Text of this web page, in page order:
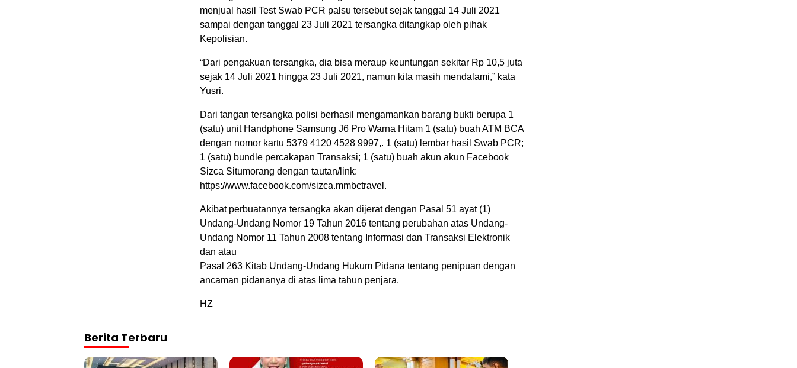
menjual hasil Test Swab PCR palsu tersebut sejak tanggal 14 Juli 2021
sampai dengan tanggal 23 Juli 2021 tersangka ditangkap oleh pihak
Kepolisian.
“Dari pengakuan tersangka, dia bisa meraup keuntungan sekitar Rp 10,5 juta
sejak 14 Juli 2021 hingga 23 Juli 2021, namun kita masih mendalami,” kata
Yusri.
Dari tangan tersangka polisi berhasil mengamankan barang bukti berupa 1
(satu) unit Handphone Samsung J6 Pro Warna Hitam 1 (satu) buah ATM BCA
dengan nomor kartu 5379 4120 4528 9997,. 1 (satu) lembar hasil Swab PCR;
1 (satu) bundle percakapan Transaksi; 1 (satu) buah akun akun Facebook
Sizca Situmorang dengan tautan/link:
https://www.facebook.com/sizca.mmbctravel.
Akibat perbuatannya tersangka akan dijerat dengan Pasal 51 ayat (1)
Undang-Undang Nomor 19 Tahun 2016 tentang perubahan atas Undang-
Undang Nomor 11 Tahun 2008 tentang Informasi dan Transaksi Elektronik
dan atau
Pasal 263 Kitab Undang-Undang Hukum Pidana tentang penipuan dengan
ancaman pidananya di atas lima tahun penjara.
HZ
Berita Terbaru